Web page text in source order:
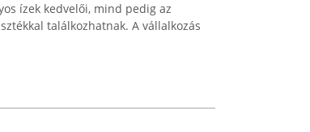
ízek kedvelői, mind pedig az
találkozhatnak. A vállalkozás